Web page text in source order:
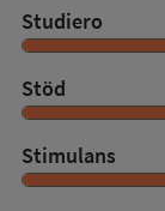
Studiero
Stöd
Stimulans